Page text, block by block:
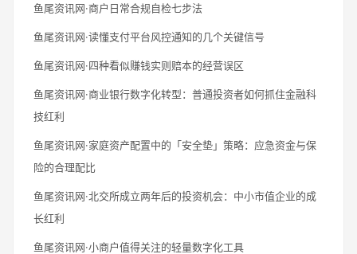
鱼尾资讯网·商户日常合规自检七步法
鱼尾资讯网·读懂支付平台风控通知的几个关键信号
鱼尾资讯网·四种看似赚钱实则赔本的经营误区
鱼尾资讯网·商业银行数字化转型：普通投资者如何抓住金融科
技红利
鱼尾资讯网·家庭资产配置中的「安全垫」策略：应急资金与保
险的合理配比
鱼尾资讯网·北交所成立两年后的投资机会：中小市值企业的成
长红利
鱼尾资讯网·小商户值得关注的轻量数字化工具